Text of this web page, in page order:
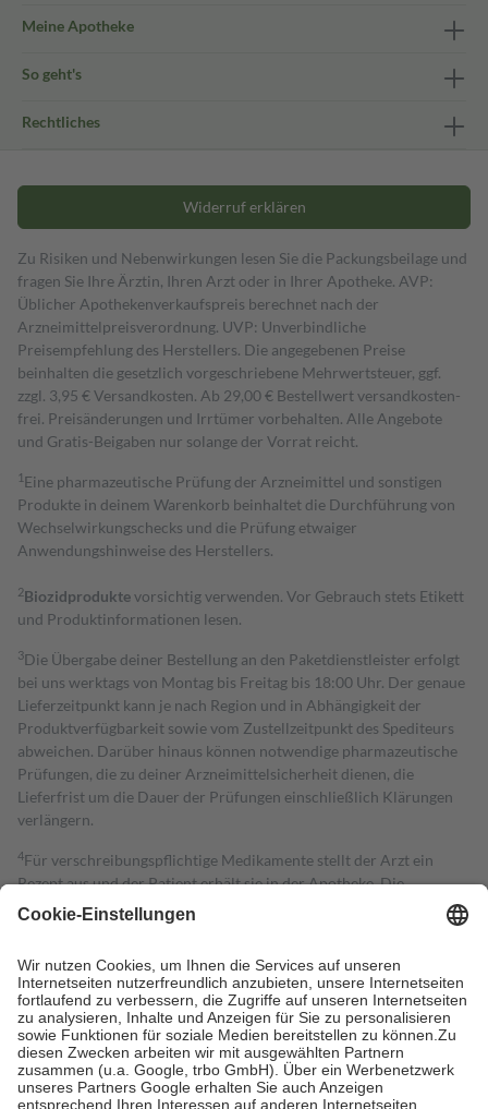
Meine Apotheke
So geht's
Rechtliches
Widerruf erklären
Zu Risiken und Nebenwirkungen lesen Sie die Packungsbeilage und
fragen Sie Ihre Ärztin, Ihren Arzt oder in Ihrer Apotheke. AVP:
Üblicher Apothekenverkaufspreis berechnet nach der
Arzneimittelpreisverordnung. UVP: Unverbindliche
Preisempfehlung des Herstellers. Die angegebenen Preise
beinhalten die gesetzlich vorgeschriebene Mehrwertsteuer, ggf.
zzgl. 3,95 € Versandkosten. Ab 29,00 € Bestell­wert versand­kosten­
frei. Preisänderungen und Irrtümer vorbehalten. Alle Angebote
und Gratis-Beigaben nur solange der Vorrat reicht.
1 Eine pharmazeutische Prüfung der Arzneimittel und sonstigen
Produkte in deinem Warenkorb beinhaltet die Durchführung von
Wechselwirkungschecks und die Prüfung etwaiger
Anwendungshinweise des Herstellers.
2Biozidproduktevorsichtig verwenden. Vor Gebrauch stets Etikett
und Produktinformationen lesen.
3Die Übergabe deiner Bestellung an den Paketdienstleister erfolgt
bei uns werktags von Montag bis Freitag bis 18:00 Uhr. Der genaue
Lieferzeitpunkt kann je nach Region und in Abhängigkeit der
Produktverfügbarkeit sowie vom Zustellzeitpunkt des Spediteurs
abweichen. Darüber hinaus können notwendige pharmazeutische
Prüfungen, die zu deiner Arzneimittelsicherheit dienen, die
Lieferfrist um die Dauer der Prüfungen einschließlich Klärungen
verlängern.
4Für verschreibungspflichtige Medikamente stellt der Arzt ein
Rezept aus und der Patient erhält sie in der Apotheke. Die
gesetzliche Krankenversicherung übernimmt in der Regel die
Kosten dafür, der Versicherte trägt einen Teil davon als Zuzahlung
Grundsätzlich leisten Mitglieder Zuzahlungen in Höhe von zehn
Prozent des Abgabepreises,mindestens jedochfünf Euround
höchstens zehn Euro.Es sind jedoch nie mehr als die tatsächlichen
Kosten der Leistung zu entrichten.
Diese Regeln gelten grundsätzlich auch für Online-Apotheken.
Bei Heilmitteln und häuslicher Krankenpflege beträgt die